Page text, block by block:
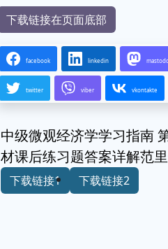
下载链接在页面底部
facebook linkedin
twitter viber vkontakte
中级微观经济学学习指南
材课后练习题答案详解范
下载链接1 下载链接2